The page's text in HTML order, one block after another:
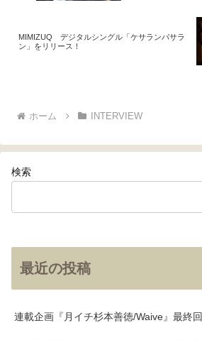
MIMIZUQ デジタルシングル「ケサランパサラ
ン」をリリース！
ホーム INTERVIEW
検索
最近の投稿
連載企画『月イチ杉本善徳/Waive』最終回